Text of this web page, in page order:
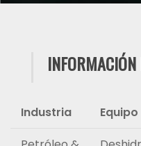
Industria Equipo